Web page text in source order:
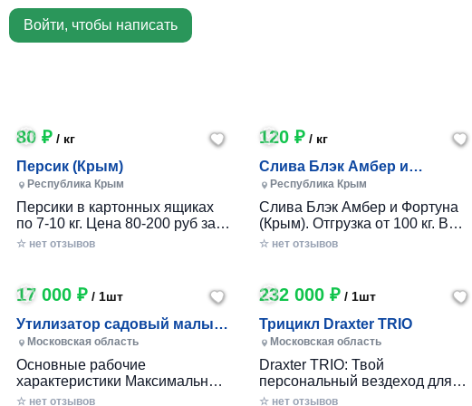
Войти, чтобы написать
80 ₽ / кг
Персик (Крым)
Республика Крым
Персики в картонных ящиках
по 7-10 кг. Цена 80-200 руб за 1
кг в зависимости от размера и
☆ нет отзывов
120 ₽/ кг
Слива Блэк Амбер и
Фортуна (Крым)
Республика Крым
Слива Блэк Амбер и Фортуна
(Крым). Отгрузка от 100 кг. В
картонном ящике по 7-10 кг.
☆ нет отзывов
17 000 ₽ / 1шт
Утилизатор садовый малый
(УСМ)
Московская область
Основные рабочие
характеристики Максимальный
размер переработки
☆ нет отзывов
232 000 ₽/ 1шт
Трицикл Draxter TRIO
Московская область
Draxter TRIO: Твой
персональный вездеход для
приключений и развлечений!
☆ нет отзывов